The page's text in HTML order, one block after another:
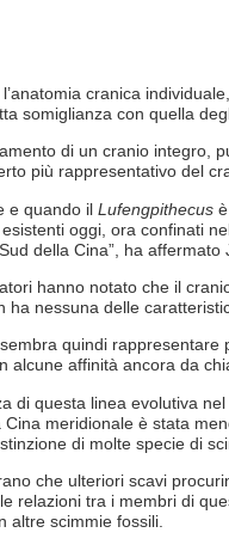
cranica
somiglianza con quella
di un cranio integro,
più rappresentativo del
e quando il Lufengpithecus
oggi, ora confinati
della Cina”, ha affermato
hanno notato che il
ha nessuna delle
sembra quindi rappresentare
alcune affinità ancora da
di questa linea evolutiva
Cina meridionale è stata
di molte specie di
che ulteriori scavi
relazioni tra i membri di
altre scimmie fossili.